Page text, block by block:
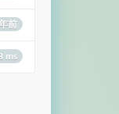
前
ms